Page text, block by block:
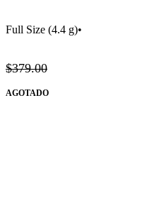
Full Size (4.4 g)•
$379.00
AGOTADO